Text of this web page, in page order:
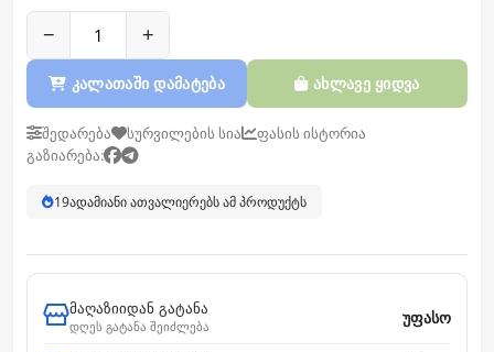
− +
კალათაში დამატება ახლავე ყიდვა
შედარება სურვილების სია
ფასის ისტორია
გაზიარება:
19ადამიანი ათვალიერებს ამ პროდუქტს
მაღაზიიდან გატანა
დღეს გატანა შეიძლება
უფასო